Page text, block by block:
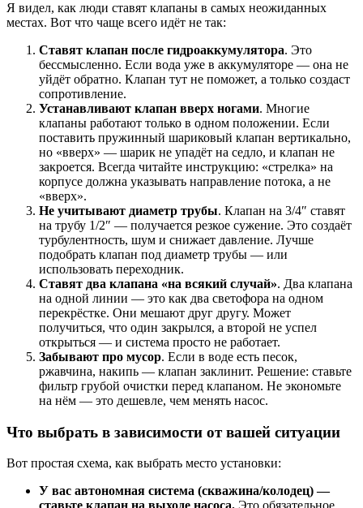
Я видел, как люди ставят клапаны в самых неожиданных
местах. Вот что чаще всего идёт не так:
Ставят клапан после гидроаккумулятора. Это
бессмысленно. Если вода уже в аккумуляторе — она не
уйдёт обратно. Клапан тут не поможет, а только создаст
сопротивление.
Устанавливают клапан вверх ногами. Многие
клапаны работают только в одном положении. Если
поставить пружинный шариковый клапан вертикально,
но «вверх» — шарик не упадёт на седло, и клапан не
закроется. Всегда читайте инструкцию: «стрелка» на
корпусе должна указывать направление потока, а не
«вверх».
Не учитывают диаметр трубы. Клапан на 3/4″ ставят
на трубу 1/2″ — получается резкое сужение. Это создаёт
турбулентность, шум и снижает давление. Лучше
подобрать клапан под диаметр трубы — или
использовать переходник.
Ставят два клапана «на всякий случай». Два клапана
на одной линии — это как два светофора на одном
перекрёстке. Они мешают друг другу. Может
получиться, что один закрылся, а второй не успел
открыться — и система просто не работает.
Забывают про мусор. Если в воде есть песок,
ржавчина, накипь — клапан заклинит. Решение: ставьте
фильтр грубой очистки перед клапаном. Не экономьте
на нём — это дешевле, чем менять насос.
Что выбрать в зависимости от вашей ситуации
Вот простая схема, как выбрать место установки:
У вас автономная система (скважина/колодец) —